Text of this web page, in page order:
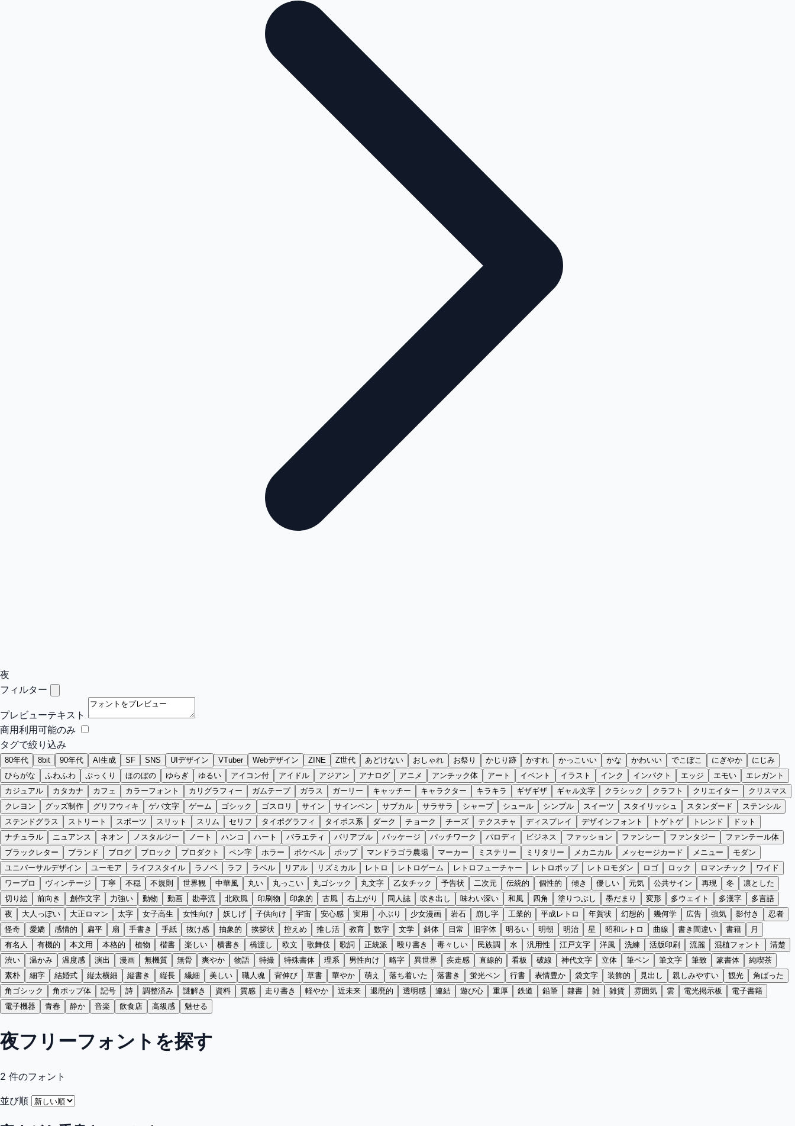
夜
フィルター
プレビューテキスト
商用利用可能のみ
タグで絞り込み
80年代 8bit 90年代 AI生成 SF SNS UIデザイン VTuber Webデザイン ZINE Z世代 あどけない おしゃれ お祭り かじり跡 かすれ かっこいい かな かわいい でこぼこ にぎやか
にじみ
ひらがな
ふわふわ ぷっくり ほのぼの ゆらぎ ゆるい アイコン付 アイドル アジアン アナログ アニメ アンチック体 アート イベント イラスト インク インパクト エッジ エモい
エレガント
カジュアル
カタカナ カフェ カラーフォント カリグラフィー ガムテープ ガラス ガーリー キャッチー キャラクター キラキラ ギザギザ ギャル文字 クラシック クラフト クリエイター
クリスマス
クレヨン
グッズ制作 グリフウィキ ゲバ文字 ゲーム ゴシック ゴスロリ サイン サインペン サブカル サラサラ シャープ シュール シンプル スイーツ スタイリッシュ スタンダード
ステンシル
ステンドグラス
ストリート スポーツ スリット スリム セリフ タイポグラフィ タイポス系 ダーク チョーク チーズ テクスチャ ディスプレイ デザインフォント トゲトゲ トレンド
ドット
ナチュラル
ニュアンス ネオン ノスタルジー ノート ハンコ ハート バラエティ バリアブル パッケージ パッチワーク パロディ ビジネス ファッション ファンシー ファンタジー
ファンテール体
ブラックレター
ブランド ブログ ブロック プロダクト ペン字 ホラー ポケベル ポップ マンドラゴラ農場 マーカー ミステリー ミリタリー メカニカル メッセージカード メニュー
モダン
ユニバーサルデザイン
ユーモア ライフスタイル ラノベ ラフ ラベル リアル リズミカル レトロ レトロゲーム レトロフューチャー レトロポップ レトロモダン ロゴ ロック ロマンチック
ワイド
ワープロ
ヴィンテージ 丁寧 不穏 不規則 世界観 中華風 丸い 丸っこい 丸ゴシック 丸文字 乙女チック 予告状 二次元 伝統的 個性的 傾き 優しい 元気 公共サイン 再現 冬
凛とした
切り絵
前向き 創作文字 力強い 動物 動画 勘亭流 北欧風 印刷物 印象的 古風 右上がり 同人誌 吹き出し 味わい深い 和風 四角 塗りつぶし 墨だまり 変形 多ウェイト 多漢字
多言語
夜
大人っぽい 大正ロマン 太字 女子高生 女性向け 妖しげ 子供向け 宇宙 安心感 実用 小ぶり 少女漫画 岩石 崩し字 工業的 平成レトロ 年賀状 幻想的 幾何学 広告 強気 影付き
忍者
怪奇
愛嬌 感情的 扁平 扇 手書き 手紙 抜け感 抽象的 挨拶状 控えめ 推し活 教育 数字 文学 斜体 日常 旧字体 明るい 明朝 明治 星 昭和レトロ 曲線 書き間違い 書籍
月
有名人
有機的 本文用 本格的 植物 楷書 楽しい 横書き 橋渡し 欧文 歌舞伎 歌詞 正統派 殴り書き 毒々しい 民族調 水 汎用性 江戸文字 洋風 洗練 活版印刷 流麗 混植フォント
清楚
渋い
温かみ 温度感 演出 漫画 無機質 無骨 爽やか 物語 特撮 特殊書体 理系 男性向け 略字 異世界 疾走感 直線的 看板 破線 神代文字 立体 筆ペン 筆文字 筆致 篆書体
純喫茶
素朴
細字 結婚式 縦太横細 縦書き 縦長 繊細 美しい 職人魂 背伸び 草書 華やか 萌え 落ち着いた 落書き 蛍光ペン 行書 表情豊か 袋文字 装飾的 見出し 親しみやすい 観光
角ばった
角ゴシック
角ポップ体 記号 詩 調整済み 謎解き 資料 質感 走り書き 軽やか 近未来 退廃的 透明感 連結 遊び心 重厚 鉄道 鉛筆 隷書 雑 雑貨 雰囲気 雲 電光掲示板
電子書籍
電子機器
青春 静か 音楽 飲食店 高級感 魅せる
夜フリーフォントを探す
2 件のフォント
並び順